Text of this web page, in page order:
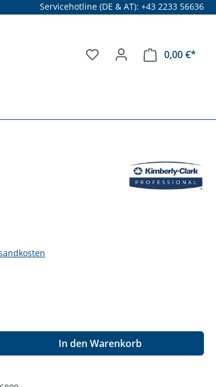
Servicehotline (DE & AT): +43 2233 56636
0,00 €*
Gib den gewünschten Wert
In den Warenkorb